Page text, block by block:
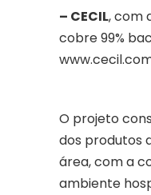
– CECIL, com
cobre 99%
O projeto
dos produtos
área, com a
ambiente